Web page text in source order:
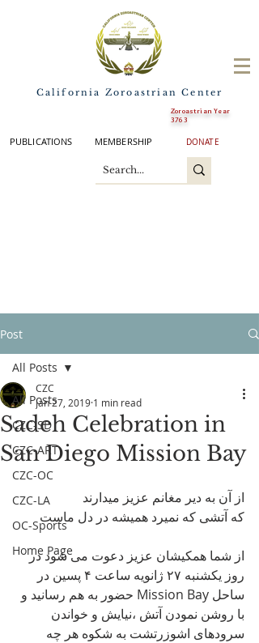
California Zoroastrian Center
Zoroastrian Year
3763
PUBLICATIONS MEMBERSHIP DONATE
Post
All Posts
CZC-SD
CZC-ART
CZC-OC
CZC-LA
OC-Sports
Home Page
All Posts
Sadeh Celebration in
San Diego Mission Bay
CZC
Jan 27, 2019 1 min read
از آن به دیر مغانم عزیز میدارند
که آتشی که نمیرد همیشه در دل ماست
از شما همکیشان عزیز دعوت می شود در
روز يكشنبه ۲٧ ژانویه ساعت ۴ پسین در
ساحل Mission Bay حضور به هم رسانید و
با روشن نمودن آتش ،نيايش و خواندن
سرودهای اشوزرتشت به شکوه هر چه